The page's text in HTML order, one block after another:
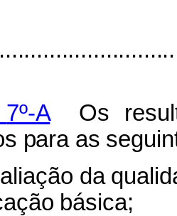
7º-A Os
para as
da
básica;